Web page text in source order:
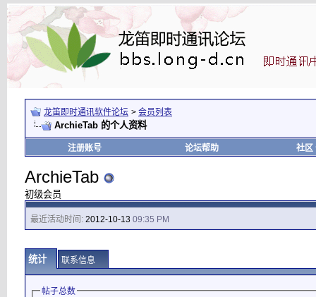
龙笛即时通讯软件论坛 > 会员列表
ArchieTab 的个人资料
注册账号 论坛帮助 社区
ArchieTab
初级会员
最近活动时间: 2012-10-13 09:35 PM
统计 联系信息
帖子总数